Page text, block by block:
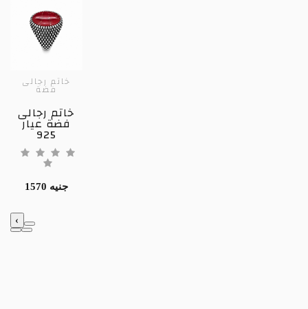
خاتم رجالى
فضة
خاتم رجالى
فضة عيار
925
1570 جنيه
‹